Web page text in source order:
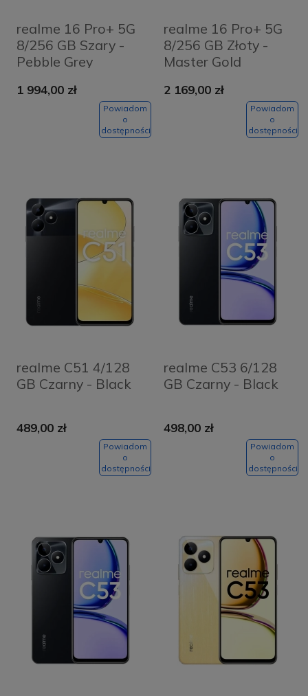
realme 16 Pro+ 5G
8/256 GB Szary -
Pebble Grey
1 994,00 zł
Powiadom
o
dostępności
realme 16 Pro+ 5G
8/256 GB Złoty -
Master Gold
2 169,00 zł
Powiadom
o
dostępności
realme C51 4/128
GB Czarny - Black
489,00 zł
Powiadom
o
dostępności
realme C53 6/128
GB Czarny - Black
498,00 zł
Powiadom
o
dostępności